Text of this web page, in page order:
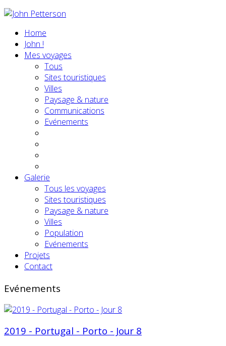
Home
John !
Mes voyages
Tous
Sites touristiques
Villes
Paysage & nature
Communications
Evénements
Galerie
Tous les voyages
Sites touristiques
Paysage & nature
Villes
Population
Evénements
Projets
Contact
Evénements
2019 - Portugal - Porto - Jour 8